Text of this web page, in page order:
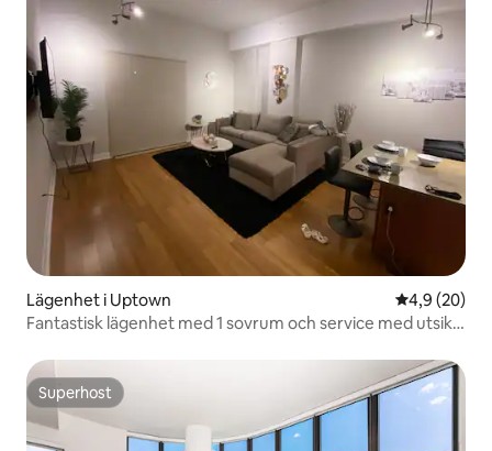
Lägenhet i Uptown 4,9 av 5 i
4,9 (20)
Fantastisk lägenhet med 1 sovrum och service med utsikt
Superhost
Superhost